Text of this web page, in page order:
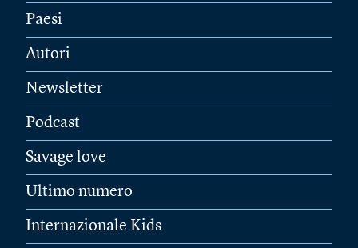
Paesi
Autori
Newsletter
Podcast
Savage love
Ultimo numero
Internazionale Kids